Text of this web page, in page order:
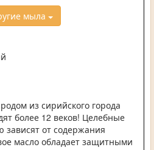
мыла
из сирийского города
более 12 веков! Целебные
от содержания
масло обладает защитными